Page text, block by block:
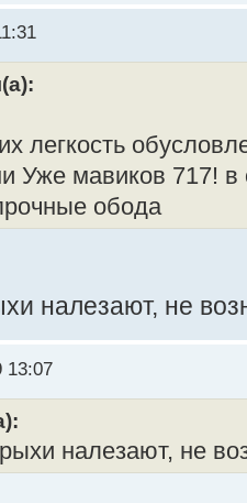
легкость
Уже мавиков 717! в
обода
налезают, не
13:07
налезают, не